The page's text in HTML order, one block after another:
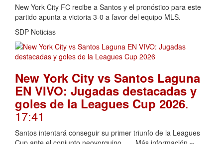
New York City FC recibe a Santos y el pronóstico para este
partido apunta a victoria 3-0 a favor del equipo MLS.
SDP Noticias
New York City vs Santos Laguna
EN VIVO: Jugadas destacadas y
goles de la Leagues Cup 2026.
17:41
Santos intentará conseguir su primer triunfo de la Leagues